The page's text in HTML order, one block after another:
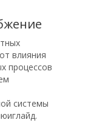
влияния
процессов
системы